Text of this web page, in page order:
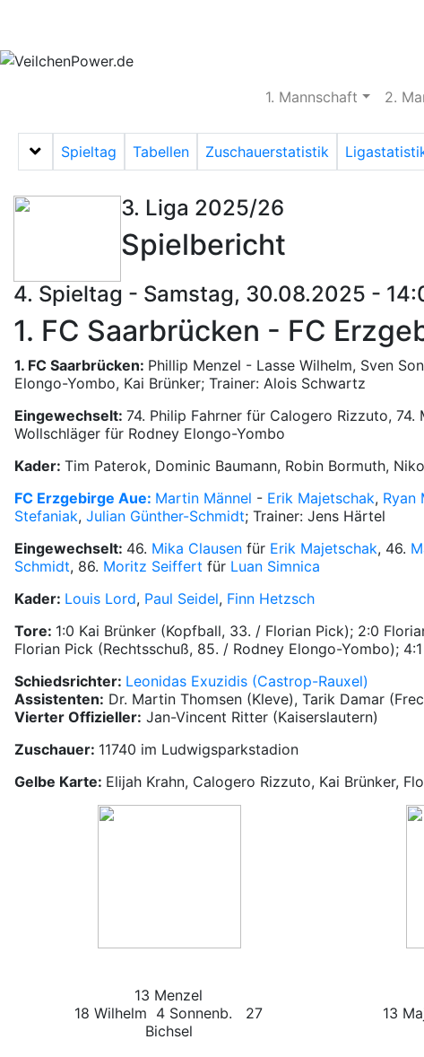
1. Mannschaft 2.
Menü auf-/zuklappen
Spieltag Tabellen Zuschauerstatistik
3. Liga 2025/26
Spielbericht
4. Spieltag - Samstag, 30.08.2025 -
1. FC Saarbrücken - FC
1. FC Saarbrücken: Phillip Menzel - Lasse Wilhelm, Sven
Elongo-Yombo, Kai Brünker; Trainer: Alois Schwartz
Eingewechselt: 74. Philip Fahrner für Calogero Rizzuto,
Wollschläger für Rodney Elongo-Yombo
Kader: Tim Paterok, Dominic Baumann, Robin Bormuth,
FC Erzgebirge Aue: Martin Männel - Erik Majetschak, Ryan
Stefaniak, Julian Günther-Schmidt; Trainer: Jens Härtel
Eingewechselt: 46. Mika Clausen für Erik Majetschak, 46.
Schmidt, 86. Moritz Seiffert für Luan Simnica
Kader: Louis Lord, Paul Seidel, Finn Hetzsch
Tore: 1:0 Kai Brünker (Kopfball, 33. / Florian Pick); 2:0
Florian Pick (Rechtsschuß, 85. / Rodney Elongo-Yombo);
Schiedsrichter: Leonidas Exuzidis (Castrop-Rauxel)
Assistenten: Dr. Martin Thomsen (Kleve), Tarik Damar
Vierter Offizieller: Jan-Vincent Ritter (Kaiserslautern)
Zuschauer: 11740 im Ludwigsparkstadion
Gelbe Karte: Elijah Krahn, Calogero Rizzuto, Kai Brünker,
13 Menzel
18 Wilhelm 4 Sonnenb. 27
Bichsel
13